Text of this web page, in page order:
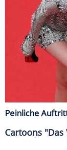
Peinliche
Cartoons